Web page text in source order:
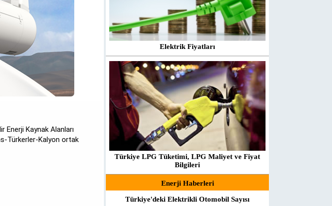
Enerji Kaynak Alanları
Türkerler-Kalyon ortak
Elektrik Fiyatları
Türkiye LPG Tüketimi, LPG Maliyet ve Fiyat
Bilgileri
Enerji Haberleri
Türkiye'deki Elektrikli Otomobil Sayısı